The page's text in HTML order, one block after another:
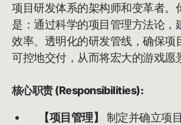
项目研发体系的架构师和变革者。
是：通过科学的项目管理方法论，
效率、透明化的研发管线，确保项
可控地交付，从而将宏大的游戏愿
核心职责 (Responsibilities):
【项目管理】
制定并确立项